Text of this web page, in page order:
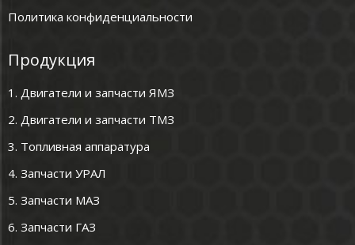
Политика конфиденциальности
Продукция
1. Двигатели и запчасти ЯМЗ
2. Двигатели и запчасти ТМЗ
3. Топливная аппаратура
4. Запчасти УРАЛ
5. Запчасти МАЗ
6. Запчасти ГАЗ